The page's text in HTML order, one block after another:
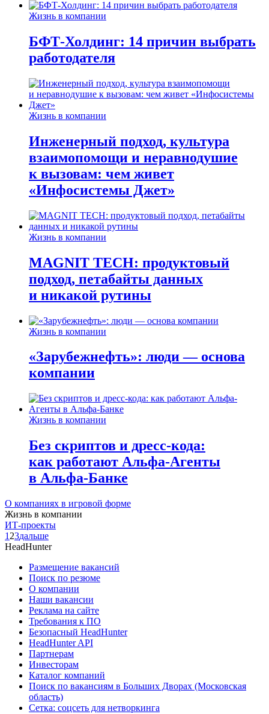
Жизнь в компании
БФТ-Холдинг: 14 причин выбрать
работодателя
Жизнь в компании
Инженерный подход, культура
взаимопомощи и неравнодушие
к вызовам: чем живет
«Инфосистемы Джет»
Жизнь в компании
MAGNIT TECH: продуктовый
подход, петабайты данных
и никакой рутины
Жизнь в компании
«Зарубежнефть»: люди — основа
компании
Жизнь в компании
Без скриптов и дресс-кода:
как работают Альфа-Агенты
в Альфа-Банке
О компаниях в игровой форме
Жизнь в компании
ИТ-проекты
1 23дальше
HeadHunter
Размещение вакансий
Поиск по резюме
О компании
Наши вакансии
Реклама на сайте
Требования к ПО
Безопасный HeadHunter
HeadHunter API
Партнерам
Инвесторам
Каталог компаний
Поиск по вакансиям в Больших Дворах (Московская
область)
Сетка: соцсеть для нетворкинга